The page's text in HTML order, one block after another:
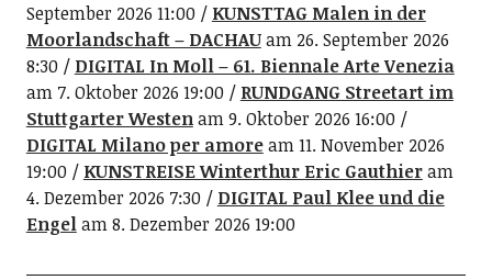
September 2026 11:00
KUNSTTAG Malen in der
Moorlandschaft – DACHAUam 26. September 2026
8:30
DIGITAL In Moll – 61. Biennale Arte Venezia
am 7. Oktober 2026 19:00
RUNDGANG Streetart im
Stuttgarter Westenam 9. Oktober 2026 16:00
DIGITAL Milano per amoream 11. November 2026
19:00
KUNSTREISE Winterthur Eric Gauthieram
4. Dezember 2026 7:30
DIGITAL Paul Klee und die
Engelam 8. Dezember 2026 19:00